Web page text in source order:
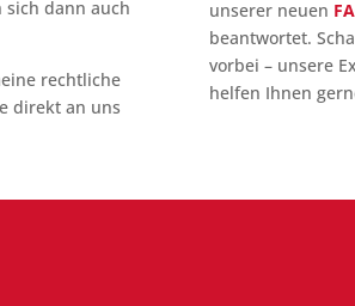
dann auch
rechtliche
direkt an uns
unserer neuen
beantwortet.
vorbei – unsere
helfen Ihnen